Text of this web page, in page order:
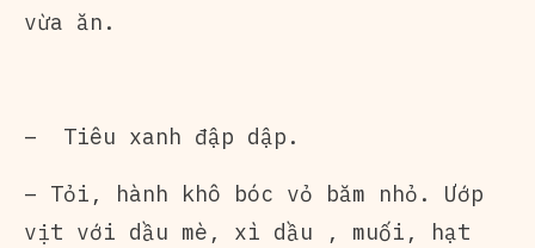
vừa ăn.
– Tiêu xanh đập dập.
– Tỏi, hành khô bóc vỏ băm nhỏ. Ướp
vịt với dầu mè, xì dầu , muối, hạt